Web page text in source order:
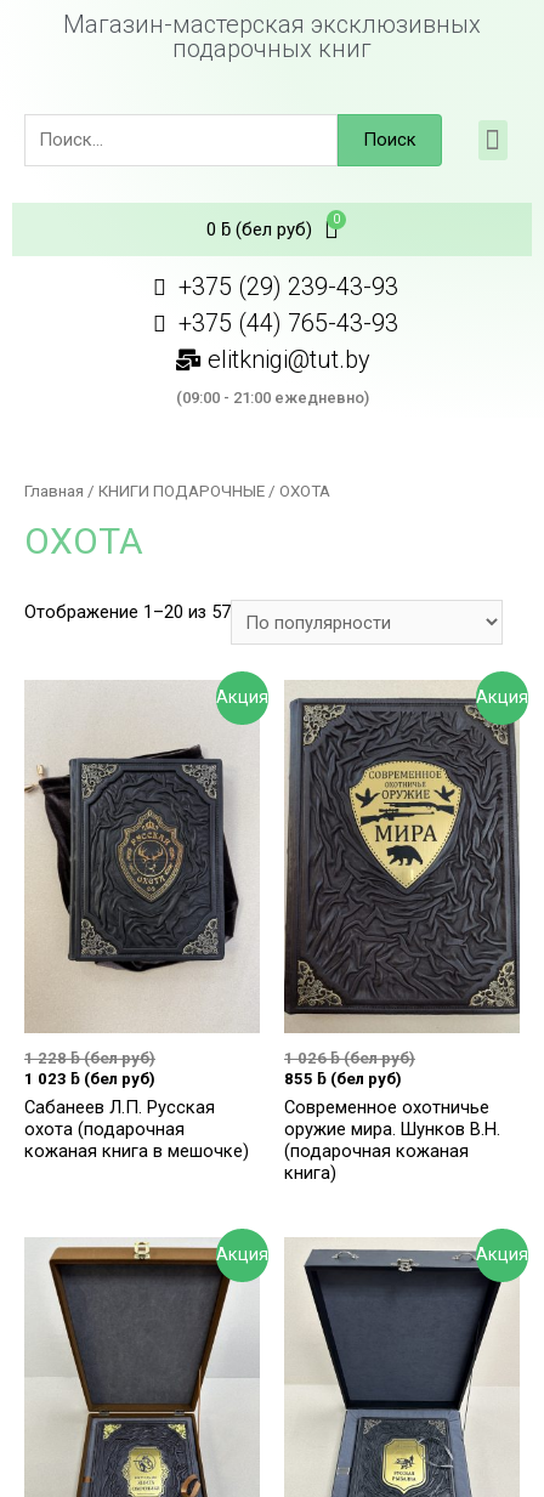
Магазин-мастерская эксклюзивных
подарочных книг
Поиск
0 ƃ(бел руб)
+375 (29) 239-43-93
+375 (44) 765-43-93
elitknigi@tut.by
(09:00 - 21:00 ежедневно)
Главная / КНИГИ ПОДАРОЧНЫЕ / ОХОТА
ОХОТА
Отображение 1–20 из 57
Акция
1 228ƃ(бел руб)
1 023 ƃ (бел руб)
Сабанеев Л.П. Русская
охота (подарочная
кожаная книга в мешочке)
Акция
1 026ƃ(бел руб)
855 ƃ (бел руб)
Современное охотничье
оружие мира. Шунков В.Н.
(подарочная кожаная
книга)
Акция Акция